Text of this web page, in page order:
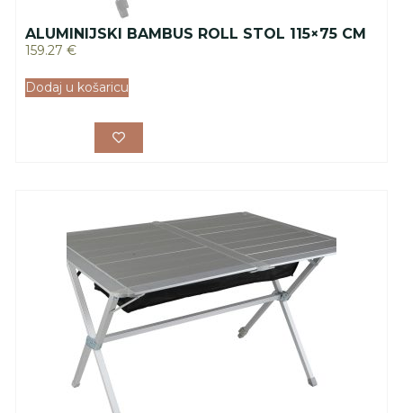
ALUMINIJSKI BAMBUS ROLL STOL 115×75 CM
159.27 €
Dodaj u košaricu